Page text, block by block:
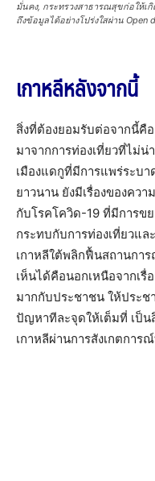
มั่นคง, กระทรวงสาธารณสุขก่อให้เ
ถึงข้อมูลได้อย่างโปร่งใสผ่าน Open
เกาหลีหลังจากนี้
สิ่งที่ต้องยอมรับต่อจากนี้คื
มาจากการท่องเที่ยวที่ไม่น่
เมืองแดกูที่มีการแพร่ระบ
ยาวนาน ยังมีเรื่องของคว
กับโรคโควิด-19 ที่มีการข
กระทบกับการท่องเที่ยวแล
เกาหลีใต้พลิกฟื้นสถานกา
เห็นได้คือนอกเหนือจากเ
มากกับประชาชน ให้ประ
ปัญหาทีละจุดให้เต็มที่ เป็
เกาหลีผ่านการสังเกตกา